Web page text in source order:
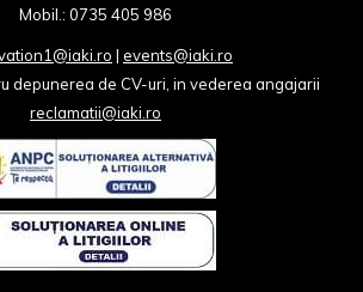
Mobil.: 0735 405 986
| events@iaki.ro
depunerea de CV-uri, in vederea angajarii
reclamatii@iaki.ro